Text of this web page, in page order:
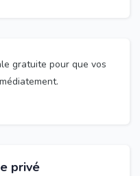
gratuite pour que vos
privé